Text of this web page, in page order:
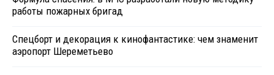
работы пожарных бригад
Спецборт и декорация к кинофантастике: чем знаменит
аэропорт Шереметьево